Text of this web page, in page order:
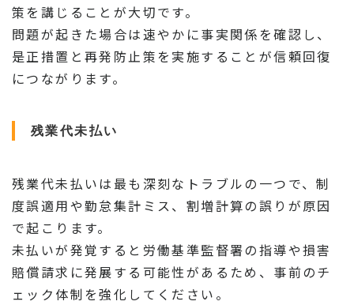
策を講じることが大切です。
問題が起きた場合は速やかに事実関係を確認し、
是正措置と再発防止策を実施することが信頼回復
につながります。
残業代未払い
残業代未払いは最も深刻なトラブルの一つで、制
度誤適用や勤怠集計ミス、割増計算の誤りが原因
で起こります。
未払いが発覚すると労働基準監督署の指導や損害
賠償請求に発展する可能性があるため、事前のチ
ェック体制を強化してください。